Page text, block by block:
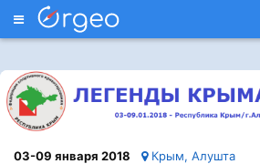
Меню
03-09 января 2018
Крым, Алушта